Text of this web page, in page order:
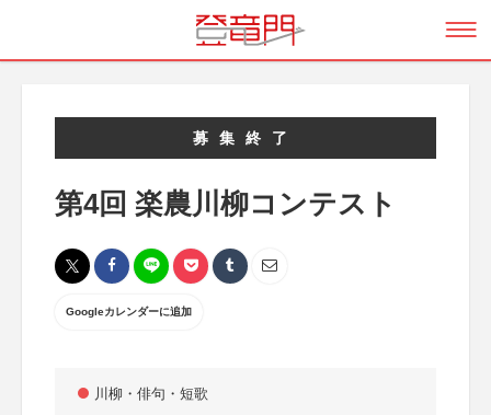
募集終了
第4回 楽農川柳コンテスト
Googleカレンダーに追加
川柳・俳句・短歌